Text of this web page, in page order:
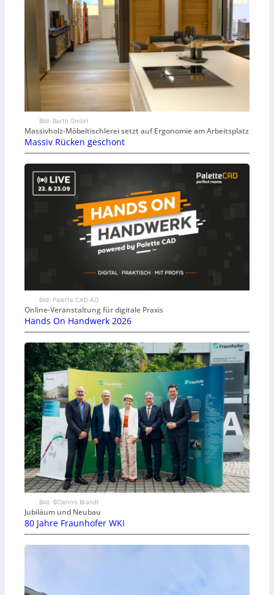
Bild: Barth GmbH
Massivholz-Möbeltischlerei setzt auf Ergonomie am Arbeitsplatz
Massiv Rücken geschont
Bild: Palette CAD AG
Online-Veranstaltung für digitale Praxis
Hands On Handwerk 2026
Bild: ©Dennis Brandt
Jubiläum und Neubau
80 Jahre Fraunhofer WKI